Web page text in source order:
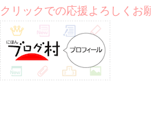
クリックでの応援よろしくお